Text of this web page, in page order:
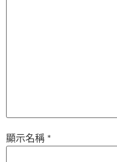
顯示名稱 *